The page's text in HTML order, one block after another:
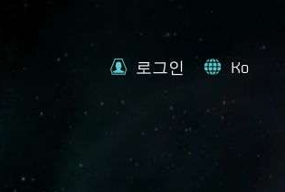
로그인 Ko